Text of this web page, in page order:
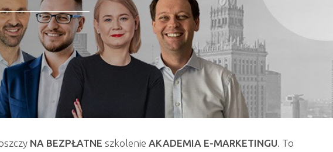
NA BEZPŁATNE szkolenie AKADEMIA E-MARKETINGU. To